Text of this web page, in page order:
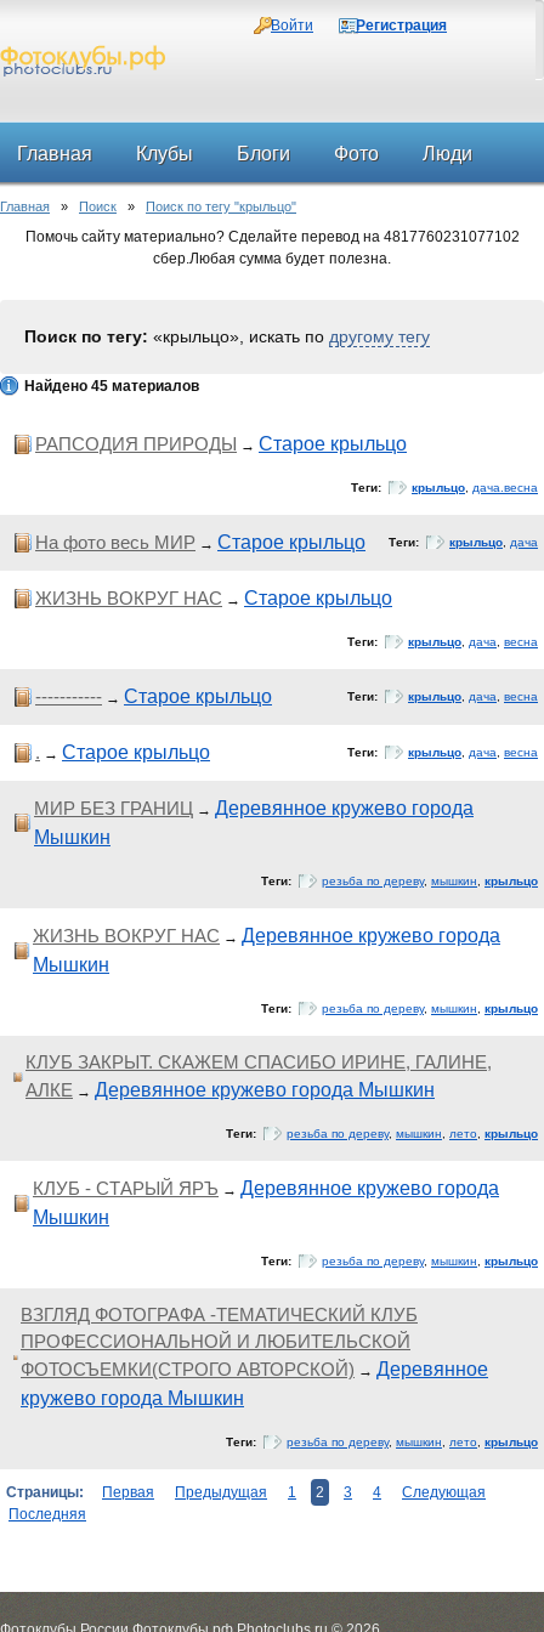
Войти Регистрация
Главная Клубы Блоги Фото Люди
Форум
Главная » Поиск » Поиск по тегу "крыльцо"
Помочь сайту материально? Сделайте перевод на 4817760231077102
сбер.Любая сумма будет полезна.
Поиск по тегу: «крыльцо», искать по другому тегу
Найдено 45 материалов
РАПСОДИЯ ПРИРОДЫ → Старое крыльцо
Теги: крыльцо дача.весна
На фото весь МИР → Старое крыльцо Теги: крыльцо дача
ЖИЗНЬ ВОКРУГ НАС → Старое крыльцо
Теги: крыльцо дача весна
----------- → Старое крыльцо Теги: крыльцо дача весна
. → Старое крыльцо Теги: крыльцо дача весна
МИР БЕЗ ГРАНИЦ → Деревянное кружево города
Мышкин
Теги: резьба по дереву, мышкин крыльцо
ЖИЗНЬ ВОКРУГ НАС → Деревянное кружево города
Мышкин
Теги: резьба по дереву, мышкин крыльцо
КЛУБ ЗАКРЫТ. СКАЖЕМ СПАСИБО ИРИНЕ, ГАЛИНЕ,
АЛКЕ → Деревянное кружево города Мышкин
Теги: резьба по дереву, мышкин лето крыльцо
КЛУБ - СТАРЫЙ ЯРЪ → Деревянное кружево города
Мышкин
Теги: резьба по дереву, мышкин крыльцо
ВЗГЛЯД ФОТОГРАФА -ТЕМАТИЧЕСКИЙ КЛУБ
ПРОФЕССИОНАЛЬНОЙ И ЛЮБИТЕЛЬСКОЙ
ФОТОСЪЕМКИ(СТРОГО АВТОРСКОЙ) → Деревянное
кружево города Мышкин
Теги: резьба по дереву, мышкин лето крыльцо
Страницы: Первая Предыдущая 1 2 3 4
Следующая
Последняя